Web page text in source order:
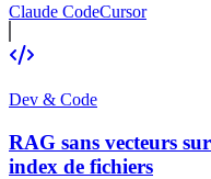
Claude CodeCursor
Dev & Code
RAG sans vecteurs
index de fichiers